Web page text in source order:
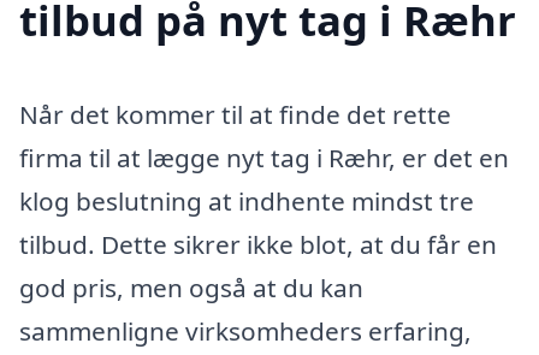
tilbud på nyt tag i Ræhr
Når det kommer til at finde det rette
firma til at lægge nyt tag i Ræhr, er det en
klog beslutning at indhente mindst tre
tilbud. Dette sikrer ikke blot, at du får en
god pris, men også at du kan
sammenligne virksomheders erfaring,